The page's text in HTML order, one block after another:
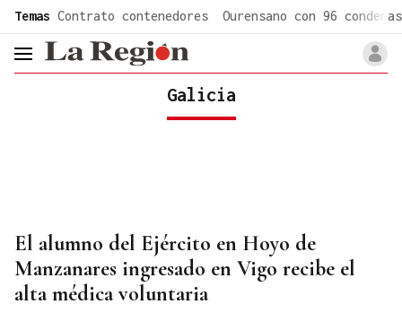
Temas Contrato contenedores Ourensano con 96 condenas
header.menu.open
Galicia
El alumno del Ejército en Hoyo de
Manzanares ingresado en Vigo recibe el
alta médica voluntaria